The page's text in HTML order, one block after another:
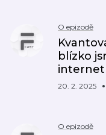
O epizodě
blízko
20. 2. 2025
O epizodě